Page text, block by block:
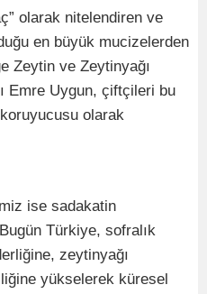
olarak nitelendiren ve
en büyük mucizelerden
Zeytin ve Zeytinyağı
Emre Uygun, çiftçileri bu
olarak
ise sadakatin
Türkiye, sofralık
zeytinyağı
yükselerek küresel